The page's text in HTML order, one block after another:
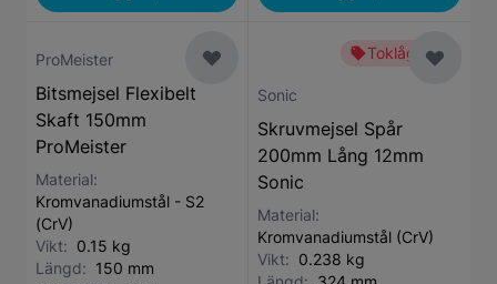
ProMeister
Bitsmejsel Flexibelt
Skaft 150mm
ProMeister
Material:
Kromvanadiumstål - S2
(CrV)
Vikt: 0.15 kg
Längd: 150 mm
Toklågt pris
Sonic
Skruvmejsel Spår
200mm Lång 12mm
Sonic
Material:
Kromvanadiumstål (CrV)
Vikt: 0.238 kg